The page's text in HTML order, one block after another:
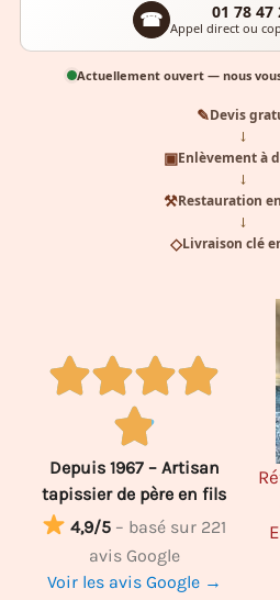
☎ 01 78 47
Appel direct ou
Actuellement ouvert — nous vous
✎Devis
→
▣Enlèvement à
→
⚒Restauration
→
◇Livraison clé
Depuis 1967 – Artisan
tapissier de père en fils
4,9/5 – basé sur 221
avis Google
Voir les avis Google →
60
Rénovation d’une
chaise médaillon Louis
XVI – Tissu Amara
83963-52 Tourbe